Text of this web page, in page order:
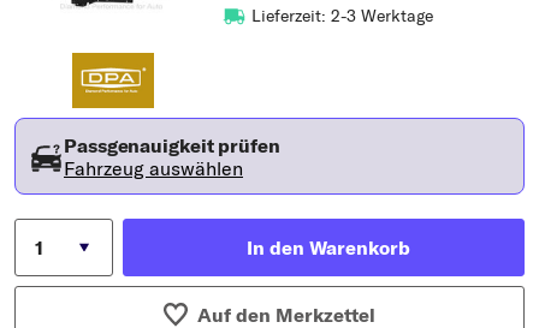
Lieferzeit: 2-3 Werktage
Passgenauigkeit prüfen
Fahrzeug auswählen
In den Warenkorb
Auf den Merkzettel